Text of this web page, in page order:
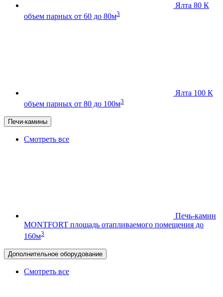
Ялта 80 К
объем парных от 60 до 80м3
Ялта 100 К
объем парных от 80 до 100м3
Печи-камины
Смотреть все
Печь-камин
MONTFORT площадь отапливаемого помещения до
160м3
Дополнительное оборудование
Смотреть все